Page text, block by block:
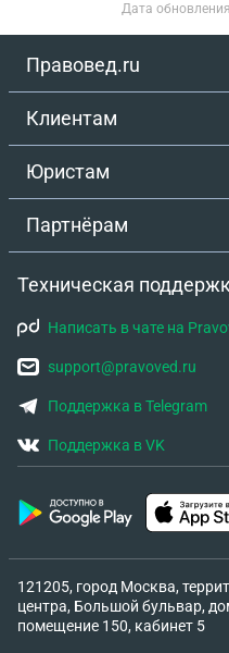
Дата
Правовед.ru
Клиентам
Юристам
Партнёрам
Техническая
Написать в чате на
support@pravoved.ru
Поддержка в Telegram
Поддержка в VK
121205, город Москва,
центра, Большой бульвар,
помещение 150, кабинет 5